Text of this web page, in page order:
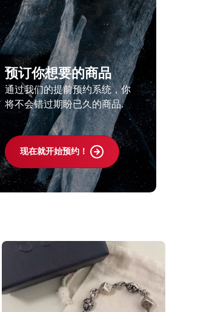
预订你想要的商品
通过我们的提前预约系统，你
将不会错过期盼已久的商品.
现在就开始预约！